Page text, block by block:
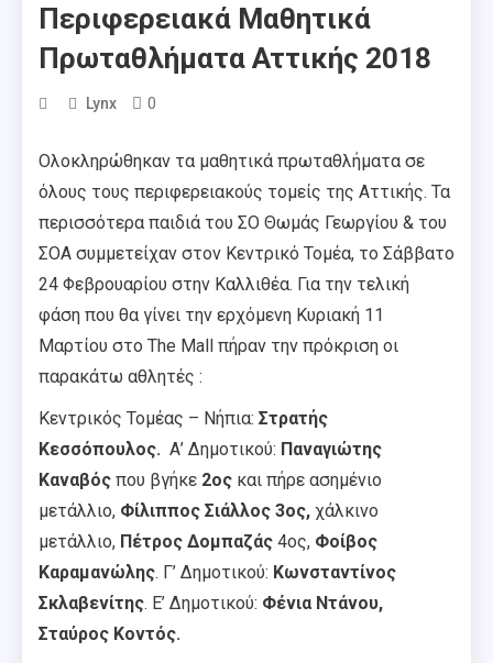
Περιφερειακά Μαθητικά
Πρωταθλήματα Αττικής 2018
Lynx 0
Ολοκληρώθηκαν τα μαθητικά πρωταθλήματα σε
όλους τους περιφερειακούς τομείς της Αττικής. Τα
περισσότερα παιδιά του ΣΟ Θωμάς Γεωργίου & του
ΣΟΑ συμμετείχαν στον Κεντρικό Τομέα, το Σάββατο
24 Φεβρουαρίου στην Καλλιθέα. Για την τελική
φάση που θα γίνει την ερχόμενη Κυριακή 11
Μαρτίου στο The Mall πήραν την πρόκριση οι
παρακάτω αθλητές :
Κεντρικός Τομέας – Νήπια: Στρατής
Κεσσόπουλος. Α’ Δημοτικού: Παναγιώτης
Καναβός που βγήκε 2ος και πήρε ασημένιο
μετάλλιο, Φίλιππος Σιάλλος 3ος, χάλκινο
μετάλλιο, Πέτρος Δομπαζάς 4ος, Φοίβος
Καραμανώλης. Γ’ Δημοτικού: Κωνσταντίνος
Σκλαβενίτης. Ε’ Δημοτικού: Φένια Ντάνου,
Σταύρος Κοντός.